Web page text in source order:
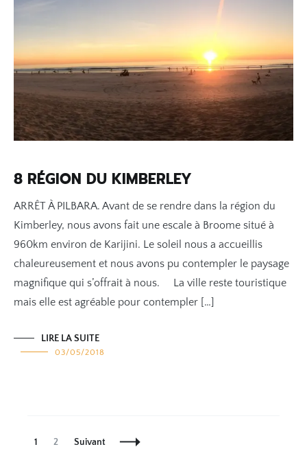
8 RÉGION DU KIMBERLEY
ARRÊT À PILBARA. Avant de se rendre dans la région du
Kimberley, nous avons fait une escale à Broome situé à
960km environ de Karijini. Le soleil nous a accueillis
chaleureusement et nous avons pu contempler le paysage
magnifique qui s’offrait à nous. La ville reste touristique
mais elle est agréable pour contempler […]
LIRE LA SUITE
03/05/2018
Navigation
Page
1 Page
2 Suivant